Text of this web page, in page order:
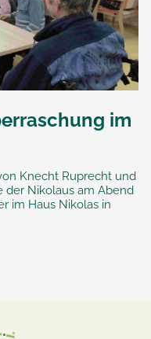
im
Knecht Ruprecht und
der Nikolaus am Abend
im Haus Nikolas in